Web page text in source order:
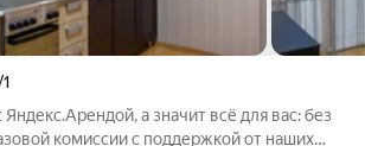
а значит всё для вас: без